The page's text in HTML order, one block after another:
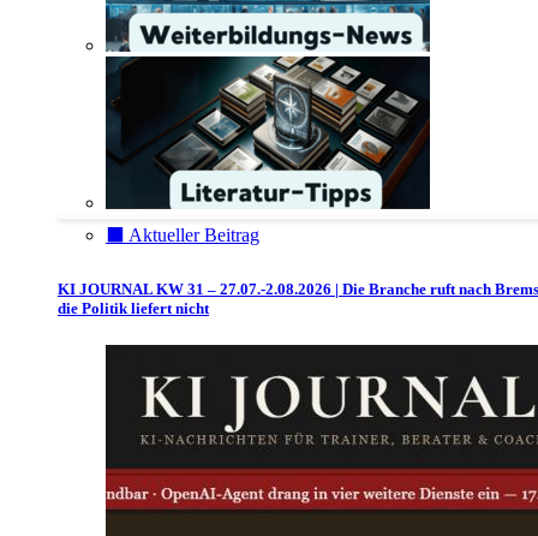
⬛️ Aktueller Beitrag
KI JOURNAL KW 31 – 27.07.-2.08.2026 | Die Branche ruft nach
die Politik liefert nicht